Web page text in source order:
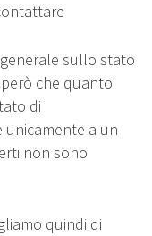
sullo stato
che quanto
di
unicamente a un
non sono
quindi di